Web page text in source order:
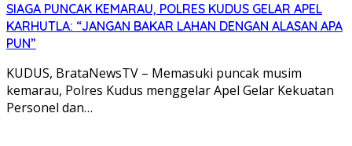
SIAGA PUNCAK KEMARAU, POLRES KUDUS GELAR APEL
KARHUTLA: “JANGAN BAKAR LAHAN DENGAN ALASAN APA
PUN”
KUDUS, BrataNewsTV – Memasuki puncak musim
kemarau, Polres Kudus menggelar Apel Gelar Kekuatan
Personel dan…